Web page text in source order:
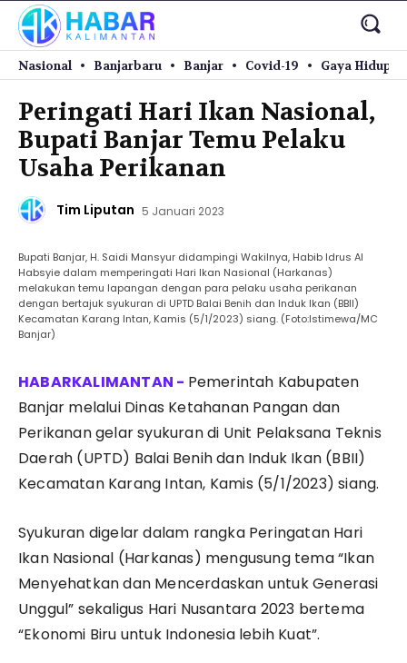
Nasional Banjarbaru Banjar Covid-19 Gaya Hidup
Peringati Hari Ikan Nasional,
Bupati Banjar Temu Pelaku
Usaha Perikanan
Tim Liputan 5 Januari 2023
Bupati Banjar, H. Saidi Mansyur didampingi Wakilnya, Habib Idrus Al
Habsyie dalam memperingati Hari Ikan Nasional (Harkanas)
melakukan temu lapangan dengan para pelaku usaha perikanan
dengan bertajuk syukuran di UPTD Balai Benih dan Induk Ikan (BBII)
Kecamatan Karang Intan, Kamis (5/1/2023) siang. (Foto:Istimewa/MC
Banjar)
Pemerintah Kabupaten
Banjar melalui Dinas Ketahanan Pangan dan
Perikanan gelar syukuran di Unit Pelaksana Teknis
Daerah (UPTD) Balai Benih dan Induk Ikan (BBII)
Kecamatan Karang Intan, Kamis (5/1/2023) siang.
Syukuran digelar dalam rangka Peringatan Hari
Ikan Nasional (Harkanas) mengusung tema “Ikan
Menyehatkan dan Mencerdaskan untuk Generasi
Unggul” sekaligus Hari Nusantara 2023 bertema
“Ekonomi Biru untuk Indonesia lebih Kuat”.